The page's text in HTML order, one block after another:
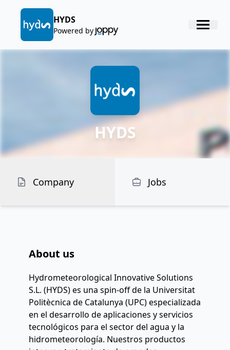
HYDS
Powered by
HYDS
Company Jobs
About us
Hydrometeorological Innovative Solutions
S.L. (HYDS) es una spin-off de la Universitat
Politècnica de Catalunya (UPC) especializada
en el desarrollo de aplicaciones y servicios
tecnológicos para el sector del agua y la
hidrometeorología. Nuestros productos